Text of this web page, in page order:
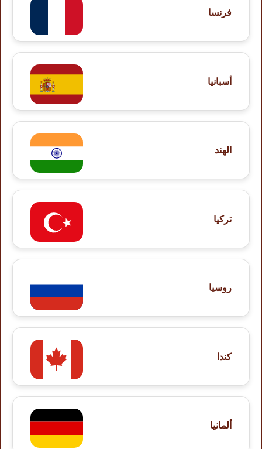
فرنسا
أسبانيا
الهند
تركيا
روسيا
كندا
ألمانيا